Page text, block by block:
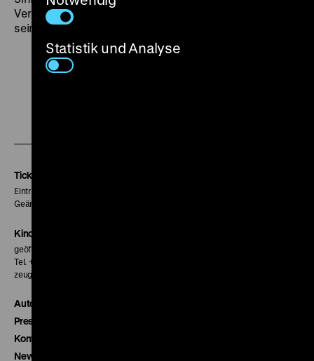
Verhör der Anwälte, die ihn der Unzuverlässigkeit
seiner Aussage überführen wollen, zusammen. (re)
Tickets
Eintritt 5 €
Geänderte Preise sind im Programm vermerkt.
Kinokasse
geöffnet 30 Minuten vor Beginn der ersten Vorstellung
Tel. + 49 30 20304-770
zeughauskino@dhm.de
Autor*innen
Presse
Kontakt
Newsletter
Statistik und Analyse